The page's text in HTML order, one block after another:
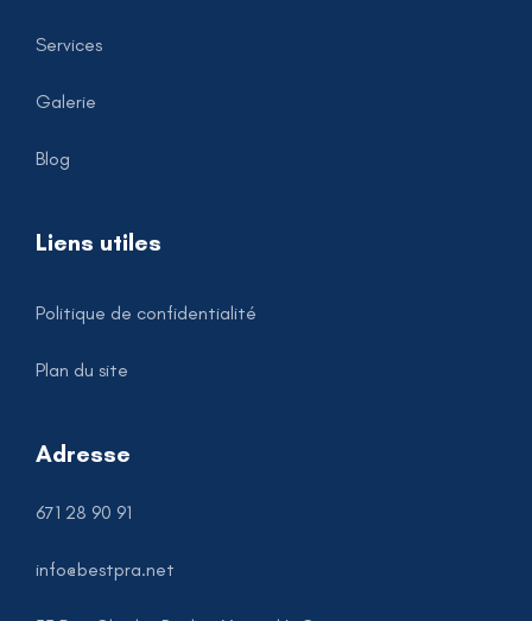
Services
Galerie
Blog
Liens utiles
Politique de confidentialité
Plan du site
Adresse
671 28 90 91
info@bestpra.net